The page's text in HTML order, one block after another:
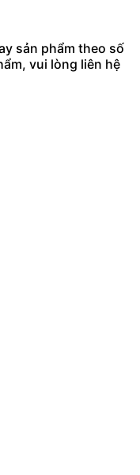
sản phẩm theo số
vui lòng liên hệ